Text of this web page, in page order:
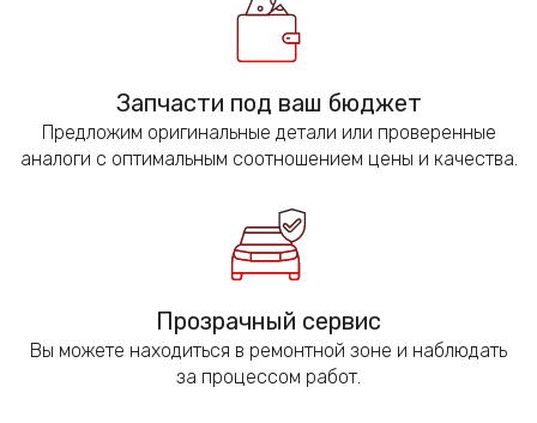
Запчасти под ваш бюджет
Предложим оригинальные детали или проверенные
аналоги с оптимальным соотношением цены и качества.
Прозрачный сервис
Вы можете находиться в ремонтной зоне и наблюдать
за процессом работ.